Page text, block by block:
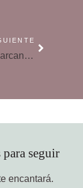
Hitos que marcan el desarrollo del adolescente
para seguir
encantará.